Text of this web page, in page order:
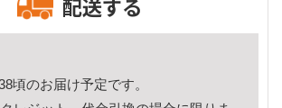
配送する
頃のお届け予定です。